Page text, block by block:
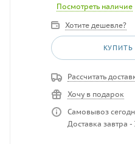
Посмотреть наличие
Хотите дешевле?
КУПИТЬ
Рассчитать
Хочу в подарок
Самовывоз
Доставка завтра -